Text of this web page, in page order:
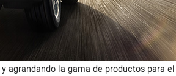
agrandando la gama de productos para